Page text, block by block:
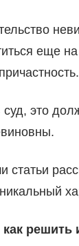
еще
это
статьи
как